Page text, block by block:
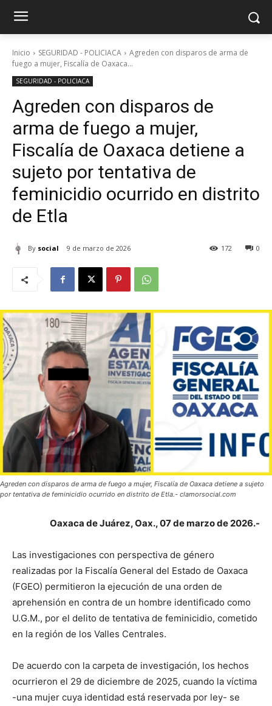
Inicio SEGURIDAD - POLICIACA
Agreden con disparos de arma de
fuego a mujer, Fiscalía de Oaxaca...
SEGURIDAD - POLICIACA
Agreden con disparos de
arma de fuego a mujer,
Fiscalía de Oaxaca detiene a
sujeto por tentativa de
feminicidio ocurrido en distrito
de Etla
By social 9 de marzo de 2026 0
172
Agreden con disparos de arma de fuego a mujer, Fiscalía de Oaxaca detiene a sujeto
por tentativa de feminicidio ocurrido en distrito de Etla.- clamorsocial.com
Oaxaca de Juárez, Oax., 07 de marzo de 2026.-
Las investigaciones con perspectiva de género
realizadas por la Fiscalía General del Estado de Oaxaca
(FGEO) permitieron la ejecución de una orden de
aprehensión en contra de un hombre identificado como
U.G.M., por el delito de tentativa de feminicidio, cometido
en la región de los Valles Centrales.
De acuerdo con la carpeta de investigación, los hechos
ocurrieron el 29 de diciembre de 2025, cuando la víctima
-una mujer cuya identidad está reservada por ley- se